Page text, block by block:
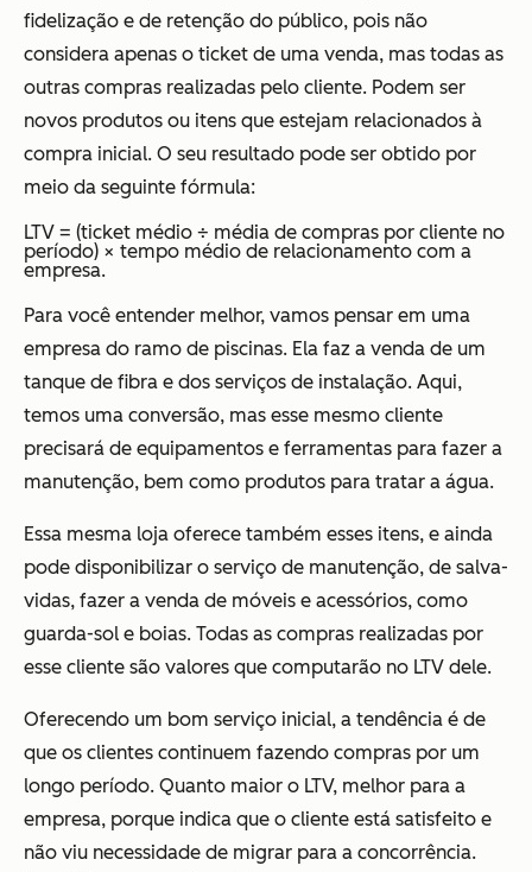
fidelização e de retenção do público, pois não
considera apenas o ticket de uma venda, mas todas as
outras compras realizadas pelo cliente. Podem ser
novos produtos ou itens que estejam relacionados à
compra inicial. O seu resultado pode ser obtido por
meio da seguinte fórmula:
LTV = (ticket médio ÷ média de compras por cliente no
período) × tempo médio de relacionamento com a
empresa.
Para você entender melhor, vamos pensar em uma
empresa do ramo de piscinas. Ela faz a venda de um
tanque de fibra e dos serviços de instalação. Aqui,
temos uma conversão, mas esse mesmo cliente
precisará de equipamentos e ferramentas para fazer a
manutenção, bem como produtos para tratar a água.
Essa mesma loja oferece também esses itens, e ainda
pode disponibilizar o serviço de manutenção, de salva-
vidas, fazer a venda de móveis e acessórios, como
guarda-sol e boias. Todas as compras realizadas por
esse cliente são valores que computarão no LTV dele.
Oferecendo um bom serviço inicial, a tendência é de
que os clientes continuem fazendo compras por um
longo período. Quanto maior o LTV, melhor para a
empresa, porque indica que o cliente está satisfeito e
não viu necessidade de migrar para a concorrência.